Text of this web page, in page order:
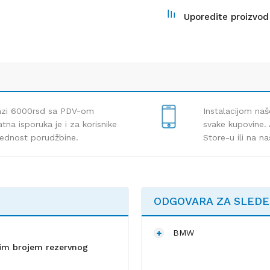
Uporedite proizvod
6000rsd sa PDV-om
isporuka je i za korisnike
porudžbine.
Instalacijom
svake
Store-u ili na
brojem rezervnog
ODGOVARA ZA
BMW